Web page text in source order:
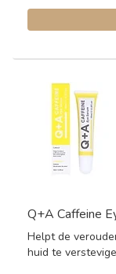
Q+A Caffeine
Helpt de
huid te